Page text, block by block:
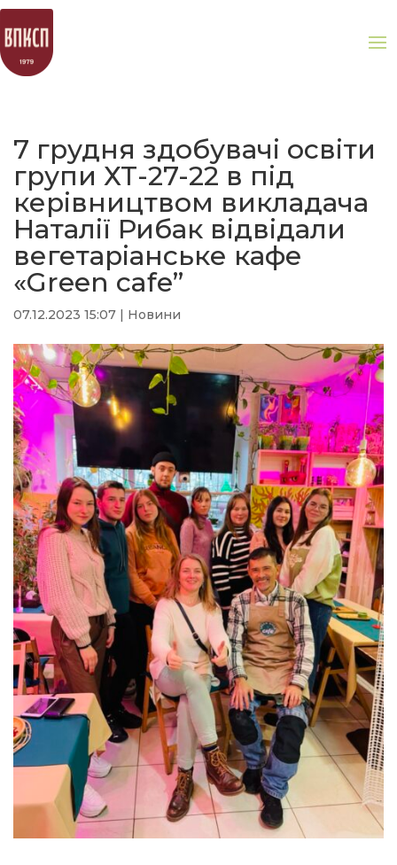
7 грудня здобувачі освіти
групи ХТ-27-22 в під
керівництвом викладача
Наталії Рибак відвідали
вегетаріанське кафе
«Green cafe”
07.12.2023 15:07 Новини